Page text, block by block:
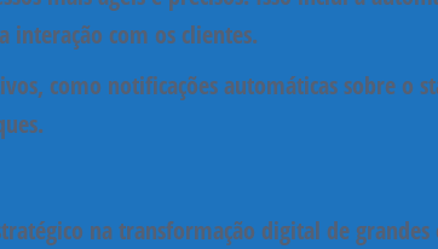
interação com os clientes.
como notificações automáticas sobre o
natransformação digital de